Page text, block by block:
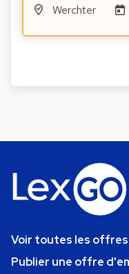
Werchter
Voir toutes les
Publier une offre